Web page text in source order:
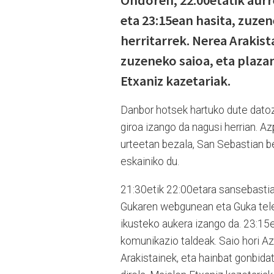
eta 23:15ean hasita,
herritarrek. Nerea
zuzeneko saioa, eta
Etxaniz kazetariak.
Danbor hotsek hartuko dute
giroa izango da nagusi herrian.
urteetan bezala, San Sebastian
eskainiko du.
21:30etik 22:00etara
Gukaren webgunean eta Guka
ikusteko aukera izango da.
komunikazio taldeak. Saio hori
Arakistainek, eta hainbat